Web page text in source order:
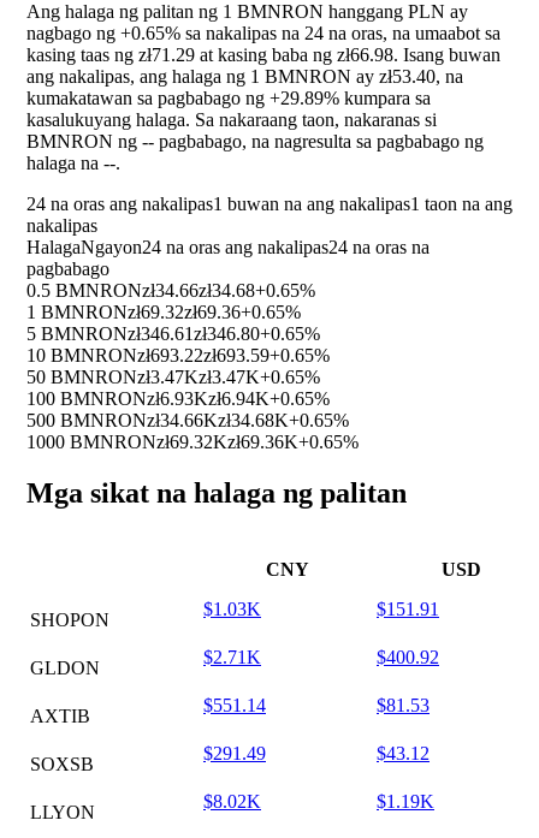
Ang halaga ng palitan ng 1 BMNRON hanggang PLN ay
nagbago ng +0.65% sa nakalipas na 24 na oras, na umaabot sa
kasing taas ng zł71.29 at kasing baba ng zł66.98. Isang buwan
ang nakalipas, ang halaga ng 1 BMNRON ay zł53.40, na
kumakatawan sa pagbabago ng +29.89% kumpara sa
kasalukuyang halaga. Sa nakaraang taon, nakaranas si
BMNRON ng -- pagbabago, na nagresulta sa pagbabago ng
halaga na --.
24 na oras ang nakalipas1 buwan na ang nakalipas1 taon na ang
nakalipas
HalagaNgayon24 na oras ang nakalipas24 na oras na
pagbabago
0.5 BMNRONzł34.66zł34.68+0.65%
1 BMNRONzł69.32zł69.36+0.65%
5 BMNRONzł346.61zł346.80+0.65%
10 BMNRONzł693.22zł693.59+0.65%
50 BMNRONzł3.47Kzł3.47K+0.65%
100 BMNRONzł6.93Kzł6.94K+0.65%
500 BMNRONzł34.66Kzł34.68K+0.65%
1000 BMNRONzł69.32Kzł69.36K+0.65%
Mga sikat na halaga ng palitan
CNY USD
SHOPON
$1.03K $151.91
GLDON
$2.71K $400.92
AXTIB
$551.14 $81.53
SOXSB
$291.49 $43.12
LLYON
$8.02K $1.19K